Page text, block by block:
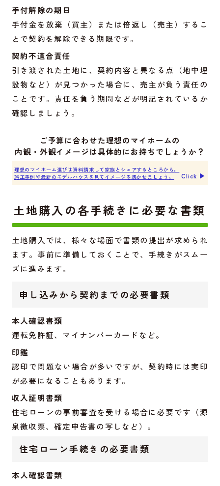
手付解除の期日
手付金を放棄（買主）または倍返し（売主）するこ
とで契約を解除できる期限です。
契約不適合責任
引き渡された土地に、契約内容と異なる点（地中埋
設物など）が見つかった場合に、売主が負う責任の
ことです。責任を負う期間などが明記されているか
確認しましょう。
ご予算に合わせた理想のマイホームの
内観・外観イメージは具体的にお持ちでしょうか？
理想のマイホーム選びは資料請求して家族とシェアするところから。
施工事例や最新のモデルハウスを見てイメージを沸かせましょう。
Click ▶︎
土地購入の各手続きに必要な書類
土地購入では、様々な場面で書類の提出が求められ
ます。事前に準備しておくことで、手続きがスムー
ズに進みます。
申し込みから契約までの必要書類
本人確認書類
運転免許証、マイナンバーカードなど。
印鑑
認印で問題ない場合が多いですが、契約時には実印
が必要になることもあります。
収入証明書類
住宅ローンの事前審査を受ける場合に必要です（源
泉徴収票、確定申告書の写しなど）。
住宅ローン手続きの必要書類
本人確認書類